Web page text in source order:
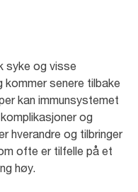
syke og visse
senere tilbake
kan immunsystemet
og
hverandre og tilbringer
ofte er tilfelle på et
høy.